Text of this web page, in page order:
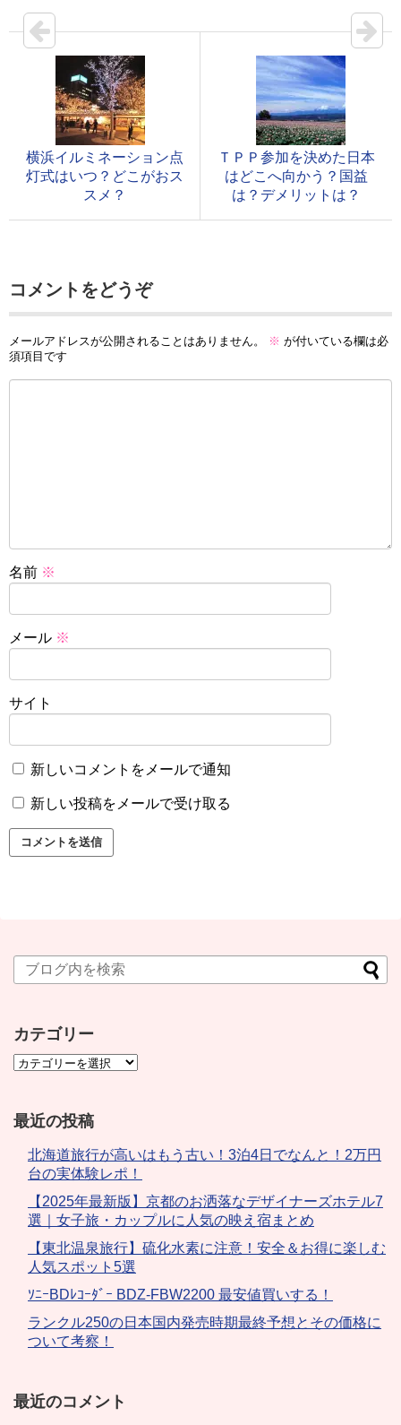
横浜イルミネーション点
灯式はいつ？どこがおス
スメ？
ＴＰＰ参加を決めた日本
はどこへ向かう？国益
は？デメリットは？
コメントをどうぞ
メールアドレスが公開されることはありません。 ※ が付いている欄は必
須項目です
名前 ※
メール ※
サイト
新しいコメントをメールで通知
新しい投稿をメールで受け取る
カテゴリー
最近の投稿
北海道旅行が高いはもう古い！3泊4日でなんと！2万円
台の実体験レポ！
【2025年最新版】京都のお洒落なデザイナーズホテル7
選｜女子旅・カップルに人気の映え宿まとめ
【東北温泉旅行】硫化水素に注意！安全＆お得に楽しむ
人気スポット5選
ｿﾆｰBDﾚｺｰﾀﾞｰ BDZ-FBW2200 最安値買いする！
ランクル250の日本国内発売時期最終予想とその価格に
ついて考察！
最近のコメント